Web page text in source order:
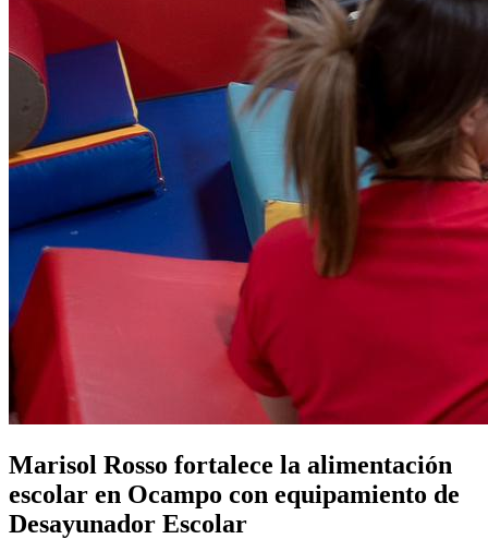
Marisol Rosso fortalece la alimentación
escolar en Ocampo con equipamiento de
Desayunador Escolar